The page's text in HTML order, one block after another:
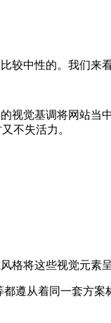
较中性的。我们来
视觉基调将网站当
不失活力。
格将这些视觉元素呈
都遵从着同一套方